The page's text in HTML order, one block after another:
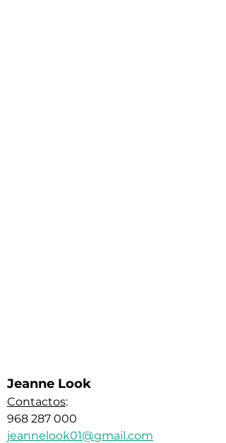
Jeanne Look
Contactos:
968 287 000
jeannelook01@gmail.com